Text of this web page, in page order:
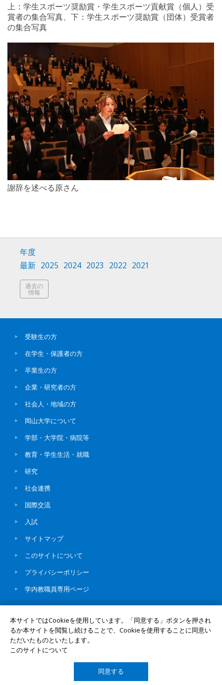
上：学生スポーツ奨励賞・学生スポーツ貢献賞（個人）受
賞者の集合写真、下：学生スポーツ奨励賞（団体）受賞者
の集合写真
謝辞を述べる原さん
年度
最新 2025 2024 2023 2022 2021
過去の
情報
受験生の方
在学生・保護者の方
卒業生の方
企業・研究者の方
社会人・地域の方
岡山大学について
学部・大学院・病院等
教育・学生生活・就職
研究
社会連携
国際交流
入試
サイトマップ
このサイトについて
プライバシーポリシー
学内教職員専用ページ
© Okayama University
本サイトではCookieを使用しています。「同意する」ボタンを押され
るか本サイトを閲覧し続けることで、Cookieを使用することに同意い
ただいたものといたします。
このサイトについて
同意する